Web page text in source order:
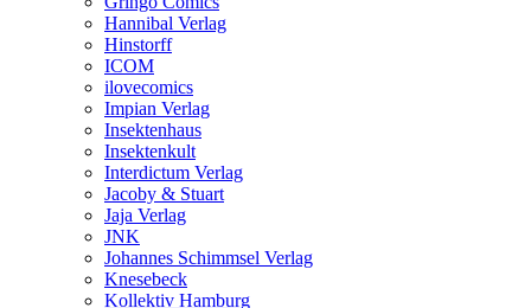
Hannibal Verlag
Hinstorff
ICOM
ilovecomics
Impian Verlag
Insektenhaus
Insektenkult
Interdictum Verlag
Jacoby & Stuart
Jaja Verlag
JNK
Johannes Schimmsel Verlag
Knesebeck
Kollektiv Hamburg